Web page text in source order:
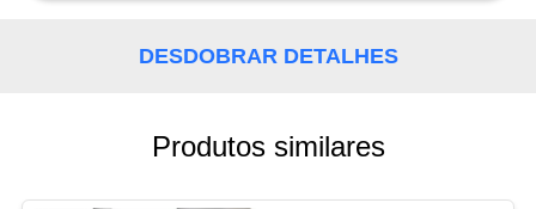
DESDOBRAR DETALHES
Produtos similares